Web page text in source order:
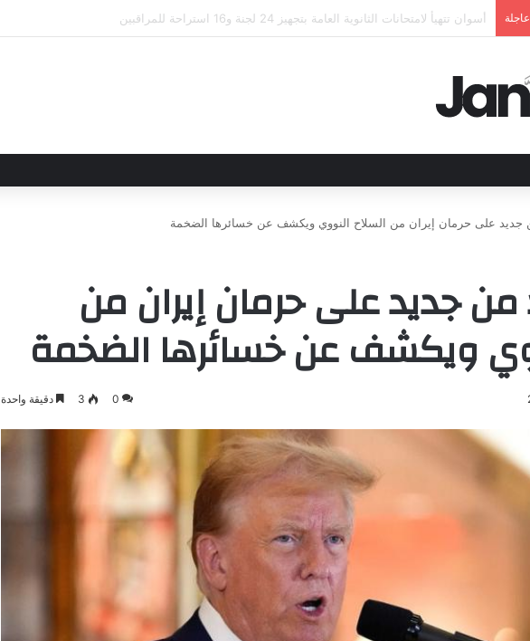
الهند وقبرص تعززان علاقاتهما من خلال تأسيس شراكة استراتيجية جديدة
جديد على حرمان إيران من السلاح النووي ويكشف عن خسائرها الضخمة
جديد على حرمان إيران من
ويكشف عن خسائرها الضخمة
0
3 دقيقة واحدة